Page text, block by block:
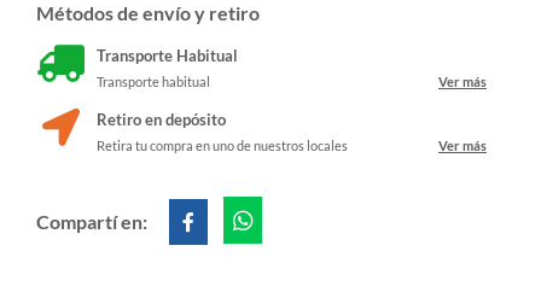
Métodos de envío y retiro
Transporte Habitual
Transporte habitual Ver más
Retiro en depósito
Retira tu compra en uno de nuestros locales Ver más
Compartí en: